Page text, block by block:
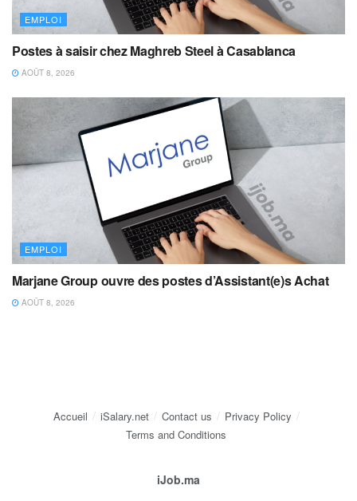
EMPLOI
Postes à saisir chez Maghreb Steel à Casablanca
AOÛT 8, 2026
EMPLOI
Marjane Group ouvre des postes d’Assistant(e)s Achat
AOÛT 8, 2026
Accueil iSalary.net Contact us
Privacy Policy
Terms and Conditions
iJob.ma